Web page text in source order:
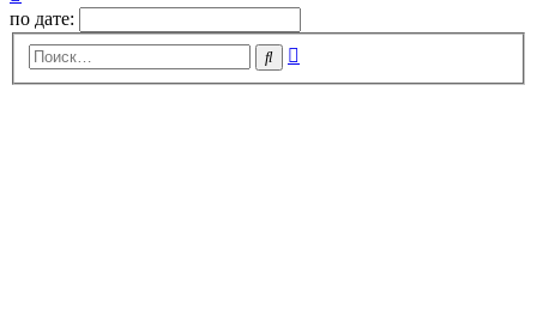
поиск
по дате:
Поиск